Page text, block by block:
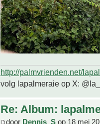
http://palmvrienden.net/
volg lapalmeraie op X:
Re: Album:
door Dennis_S op 18 mei